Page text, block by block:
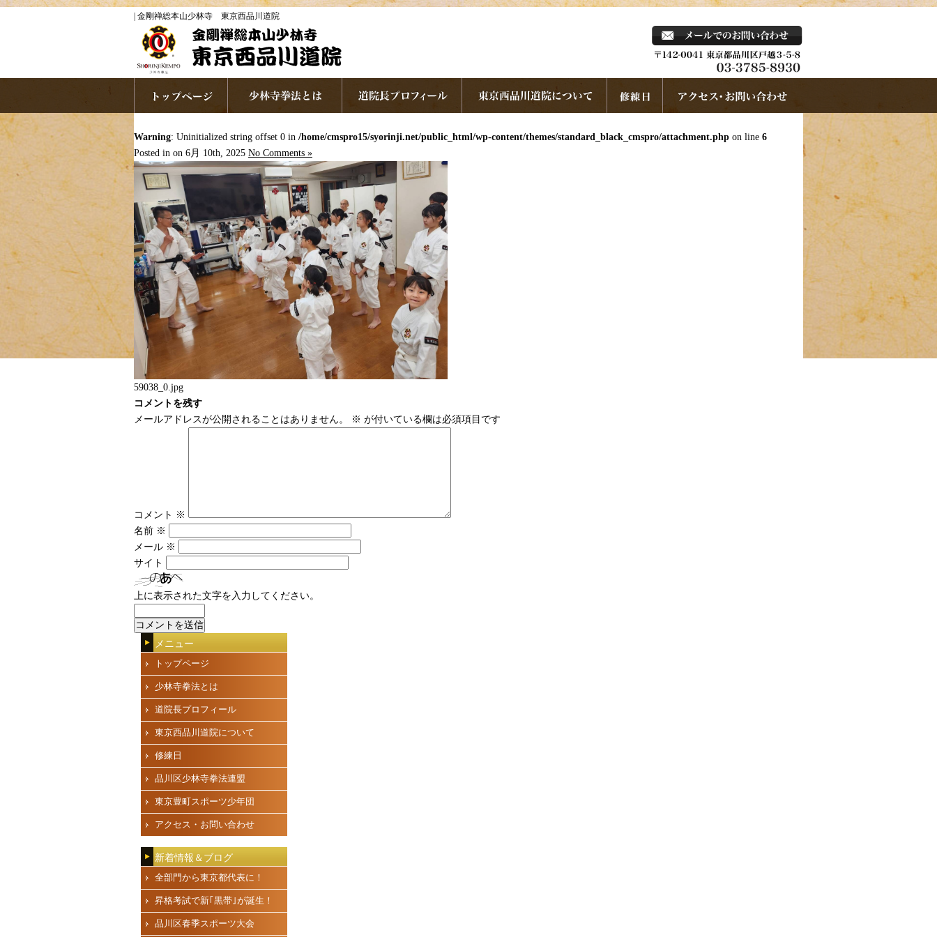
| 金剛禅総本山少林寺 東京西品川道院
Warning: Uninitialized string offset 0 in /home/cmspro15/syorinji.net/public_html/wp-content/themes/standard_black_cmspro/attachment.php on line 6
Posted in on 6月 10th, 2025 No Comments »
59038_0.jpg
コメントを残す
メールアドレスが公開されることはありません。
※ が付いている欄は必須項目です
コメント ※
名前 ※
メール ※
サイト
上に表示された文字を入力してください。
メニュー
トップページ
少林寺拳法とは
道院長プロフィール
東京西品川道院について
修練日
品川区少林寺拳法連盟
東京豊町スポーツ少年団
アクセス・お問い合わせ
新着情報＆ブログ
全部門から東京都代表に！
昇格考試で新｢黒帯｣が誕生！
品川区春季スポーツ大会